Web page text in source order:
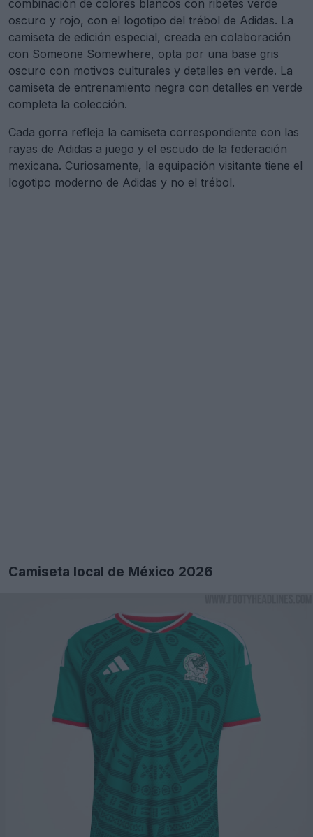
combinación de colores blancos con ribetes verde
oscuro y rojo, con el logotipo del trébol de Adidas. La
camiseta de edición especial, creada en colaboración
con Someone Somewhere, opta por una base gris
oscuro con motivos culturales y detalles en verde. La
camiseta de entrenamiento negra con detalles en verde
completa la colección.
Cada gorra refleja la camiseta correspondiente con las
rayas de Adidas a juego y el escudo de la federación
mexicana. Curiosamente, la equipación visitante tiene el
logotipo moderno de Adidas y no el trébol.
Camiseta local de México 2026